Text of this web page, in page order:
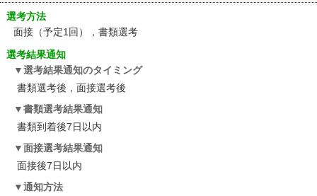
選考方法
面接（予定1回），書類選考
選考結果通知
選考結果通知のタイミング
書類選考後，面接選考後
書類選考結果通知
書類到着後7日以内
面接選考結果通知
面接後7日以内
通知方法